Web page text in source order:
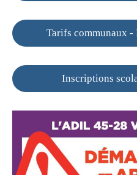
Tarifs communaux -
Inscriptions